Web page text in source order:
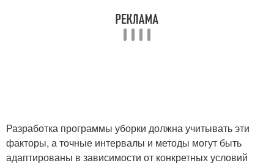
Разработка программы уборки должна учитывать эти
факторы, а точные интервалы и методы могут быть
адаптированы в зависимости от конкретных условий